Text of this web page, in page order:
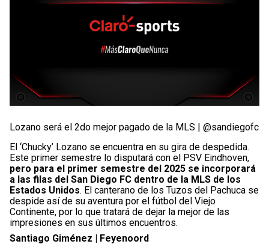
Lozano será el 2do mejor pagado de la MLS | @sandiegofc
El ‘Chucky’ Lozano se encuentra en su gira de despedida.
Este primer semestre lo disputará con el PSV Eindhoven,
pero para el primer semestre del 2025 se incorporará
a las filas del San Diego FC dentro de la MLS de los
Estados Unidos. El canterano de los Tuzos del Pachuca se
despide así de su aventura por el fútbol del Viejo
Continente, por lo que tratará de dejar la mejor de las
impresiones en sus últimos encuentros.
Santiago Giménez | Feyenoord